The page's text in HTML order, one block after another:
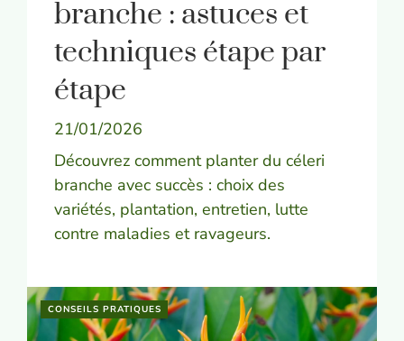
branche : astuces et
techniques étape par
étape
21/01/2026
Découvrez comment planter du céleri
branche avec succès : choix des
variétés, plantation, entretien, lutte
contre maladies et ravageurs.
CONSEILS PRATIQUES